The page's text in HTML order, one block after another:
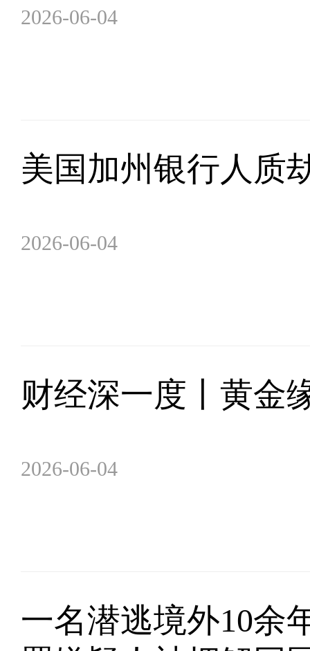
2026-06-04
美国加州银行人质
2026-06-04
财经深一度丨黄金
2026-06-04
一名潜逃境外10余